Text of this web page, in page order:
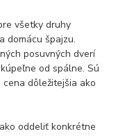
všetky druhy
domácu špajzu.
posuvných dverí
od spálne. Sú
dôležitejšia ako
oddeliť konkrétne